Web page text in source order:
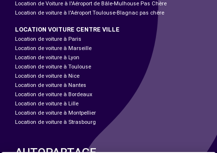
Location de Voiture à l'Aéroport de Bâle-Mulhouse Pas Chère
Location de voiture à l'Aéroport Toulouse-Blagnac pas chère
LOCATION VOITURE CENTRE VILLE
Location de voiture à Paris
Location de voiture à Marseille
Location de voiture à Lyon
Location de voiture à Toulouse
Location de voiture à Nice
Location de voiture à Nantes
Location de voiture à Bordeaux
Location de voiture à Lille
Location de voiture à Montpellier
Location de voiture à Strasbourg